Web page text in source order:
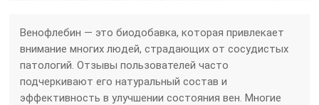
Венофлебин — это биодобавка, которая привлекает
внимание многих людей, страдающих от сосудистых
патологий. Отзывы пользователей часто
подчеркивают его натуральный состав и
эффективность в улучшении состояния вен. Многие